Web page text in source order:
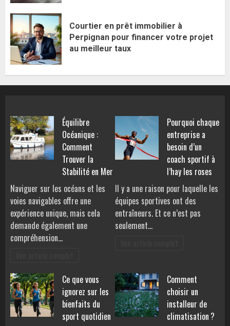
Courtier en prêt immobilier à
Perpignan pour financer votre projet
au meilleur taux
Équilibre
Océanique :
Comment
Trouver la
Stabilité en Mer
Naviguer sur les océans et les
voies navigables offre une
expérience unique, mais cela
demande également une
compréhension…
Pourquoi chaque
entreprise a
besoin d’un
coach sportif à
l’hay les roses
Il y a une raison pour laquelle les
équipes sportives ont des
entraîneurs. Et ce n’est pas
seulement…
Ce que vous
ignorez sur les
bienfaits du
sport quotidien
Comment
choisir un
installeur de
climatisation ?